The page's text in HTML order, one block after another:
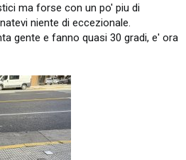
ma forse con un po' piu di
niente di eccezionale.
gente e fanno quasi 30 gradi, e' ora